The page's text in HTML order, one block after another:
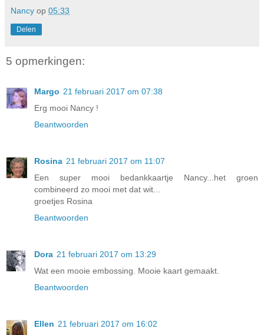
Nancy op 05:33
Delen
5 opmerkingen:
Margo 21 februari 2017 om 07:38
Erg mooi Nancy !
Beantwoorden
Rosina 21 februari 2017 om 11:07
Een super mooi bedankkaartje Nancy...het groen
combineerd zo mooi met dat wit...
groetjes Rosina
Beantwoorden
Dora 21 februari 2017 om 13:29
Wat een mooie embossing. Mooie kaart gemaakt.
Beantwoorden
Ellen 21 februari 2017 om 16:02